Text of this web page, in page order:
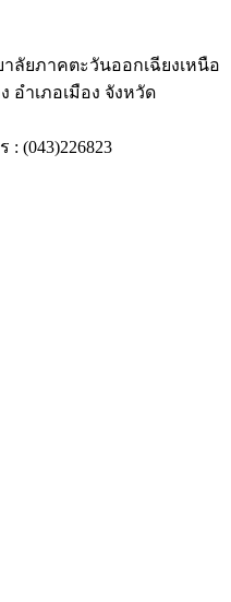
ลัยภาคตะวันออกเฉียงเหนือ
อำเภอเมือง จังหวัด
: (043)226823